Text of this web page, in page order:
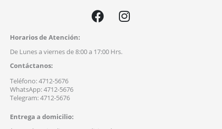
F
a
e
b
I
n
Horarios de Atención:
De Lunes a viernes de 8:00 a 17:00 Hrs.
Contáctanos:
Teléfono: 4712-5676
WhatsApp: 4712-5676
Telegram: 4712-5676
Entrega a domicilio: